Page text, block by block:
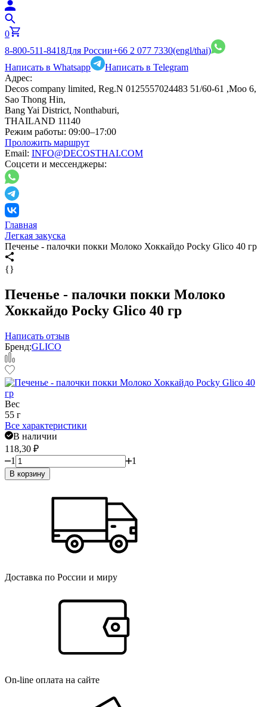
0
8-800-511-8418Для России+66 2 077 7330(engl/thai)
Написать в Whatsapp
Написать в Telegram
Адрес:
Decos company limited, Reg.N 0125557024483 51/60-61 ,Moo 6,
Sao Thong Hin,
Bang Yai District, Nonthaburi,
THAILAND 11140
Режим работы: 09:00–17:00
Проложить маршрут
Email: INFO@DECOSTHAI.COM
Соцсети и мессенджеры:
Главная
Легкая закуска
Печенье - палочки покки Молоко Хоккайдо Pocky Glico 40 гр
{}
Печенье - палочки покки Молоко
Хоккайдо Pocky Glico 40 гр
Написать отзыв
Бренд:GLICO
Вес
55 г
Все характеристики
В наличии
118,30 ₽
1
1
В корзину
Доставка по России и миру
On-line оплата на сайте